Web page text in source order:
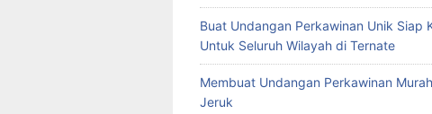
Buat Undangan Perkawinan Unik Siap
Untuk Seluruh Wilayah di Ternate
Membuat Undangan Perkawinan
Jeruk